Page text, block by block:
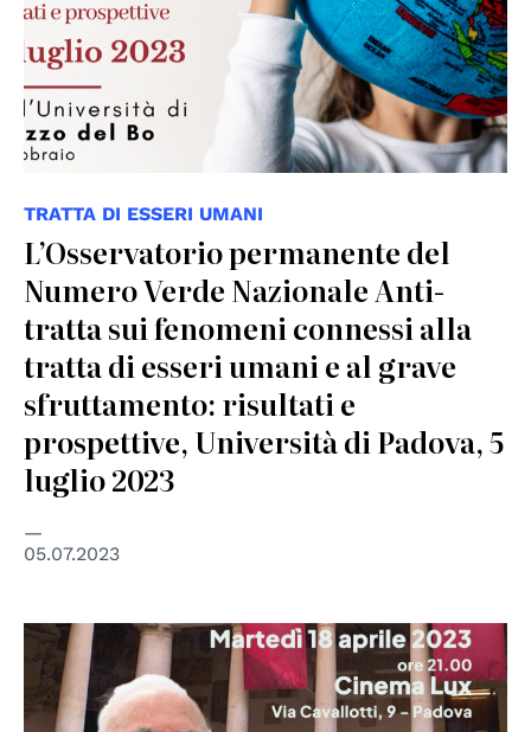
TRATTA DI ESSERI UMANI
L’Osservatorio permanente del
Numero Verde Nazionale Anti-
tratta sui fenomeni connessi alla
tratta di esseri umani e al grave
sfruttamento: risultati e
prospettive, Università di Padova, 5
luglio 2023
05.07.2023